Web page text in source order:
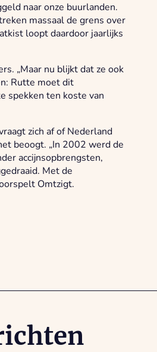
naar onze buurlanden.
massaal de grens over
loopt daardoor jaarlijks
„Maar nu blijkt dat ze ook
Rutte moet dit
spekken ten koste van
zich af of Nederland
beoogt. „In 2002 werd de
accijnsopbrengsten,
Met de
Omtzigt.